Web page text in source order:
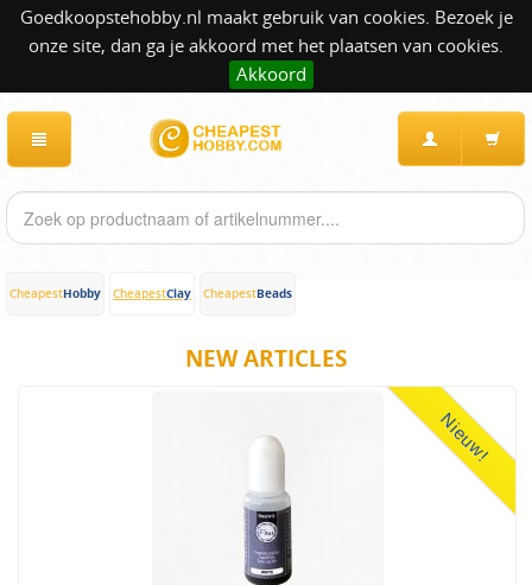
Goedkoopstehobby.nl maakt gebruik van cookies. Bezoek je
onze site, dan ga je akkoord met het plaatsen van cookies.
Akkoord
CheapestHobby CheapestClay CheapestBeads
NEW ARTICLES
Nieuw!